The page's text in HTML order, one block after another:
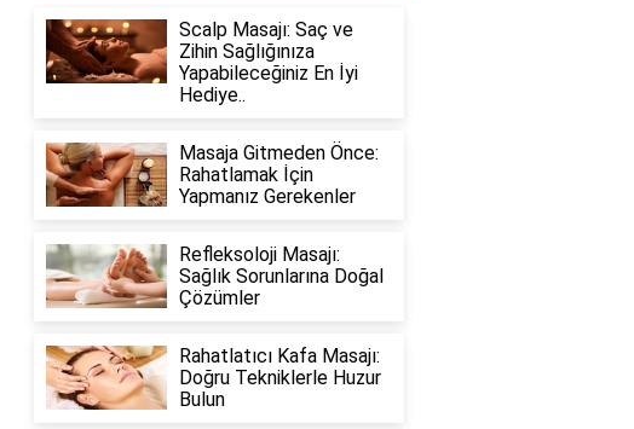
Scalp Masajı: Saç ve
Zihin Sağlığınıza
Yapabileceğiniz En İyi
Hediye..
Masaja Gitmeden Önce:
Rahatlamak İçin
Yapmanız Gerekenler
Refleksoloji Masajı:
Sağlık Sorunlarına Doğal
Çözümler
Rahatlatıcı Kafa Masajı:
Doğru Tekniklerle Huzur
Bulun